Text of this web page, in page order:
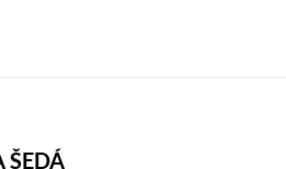
ŠEDÁ